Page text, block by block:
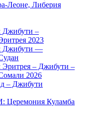
Леоне, Либерия
Джибути –
2023
Джибути —
Эритрея – Джибути –
2026
– Джибути
Куламба